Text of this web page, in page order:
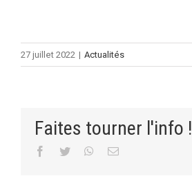
27 juillet 2022 | Actualités
Faites tourner l'info !
Facebook
Twitter WhatsApp
Email